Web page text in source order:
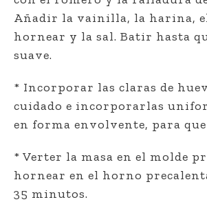
Añadir la vainilla, la harina,
hornear y la sal. Batir hasta
suave.
* Incorporar las claras de
cuidado e incorporarlas
en forma envolvente, para que
* Verter la masa en el molde
hornear en el horno
35 minutos.